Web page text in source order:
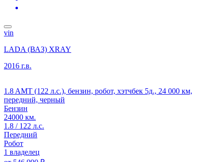
vin
LADA (ВАЗ) XRAY
2016 г.в.
1.8 AMT (122 л.с.), бензин, робот, хэтчбек 5д., 24 000 км,
передний, черный
Бензин
24000 км.
1.8 / 122 л.с.
Передний
Робот
1 владелец